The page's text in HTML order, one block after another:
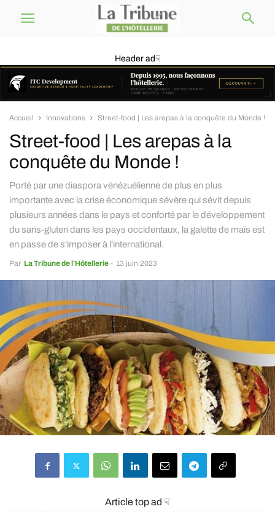
Header ad☟
Accueil Innovations Street-food | Les arepas à la conquête du Monde !
Street-food | Les arepas à la
conquête du Monde !
Porté par une diaspora vénézuélienne de plus en plus
importante avec la crise économique sévère qui sévit depuis
plusieurs années dans le pays et conforté par le développement
du sans-gluten dans les pays occidentaux, la galette de maïs est
en passe de s'imposer à l'international.
Par La Tribune de l’Hôtellerie - 13 juin 2023
Article top ad ☟